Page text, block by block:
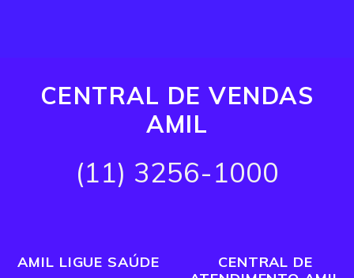
CENTRAL DE VENDAS
AMIL
(11) 3256-1000
AMIL LIGUE SAÚDE
CENTRAL DE